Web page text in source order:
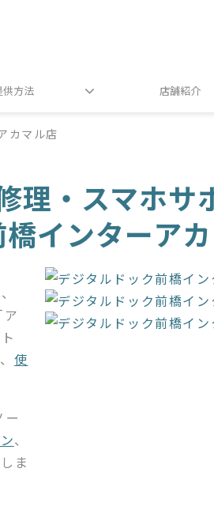
供方法 店舗紹介
カマル店
理・スマホサ
インターア
使
ー
、
ま